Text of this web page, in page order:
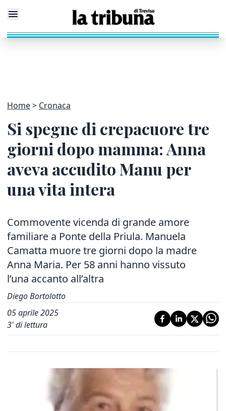
Home Cronaca
Si spegne di crepacuore tre
giorni dopo mamma: Anna
aveva accudito Manu per
una vita intera
Commovente vicenda di grande amore
familiare a Ponte della Priula. Manuela
Camatta muore tre giorni dopo la madre
Anna Maria. Per 58 anni hanno vissuto
l’una accanto all’altra
Diego Bortolotto
05 aprile 2025
3' di lettura